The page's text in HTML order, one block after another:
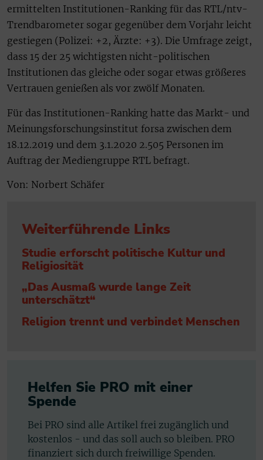
ermittelten Institutionen-Ranking für das RTL/ntv-
Trendbarometer sogar gegenüber dem Vorjahr leicht
gestiegen (Polizei: +2, Ärzte: +3). Die Umfrage zeigt,
dass 15 der 25 wichtigsten nicht-politischen
Institutionen das gleiche oder sogar etwas größeres
Vertrauen genießen als vor zwölf Monaten.
Für das Institutionen-Ranking hatte das Markt- und
Meinungsforschungsinstitut forsa zwischen dem
18.12.2019 und dem 3.1.2020 2.505 Personen im
Auftrag der Mediengruppe RTL befragt.
Von: Norbert Schäfer
Weiterführende Links
Studie erforscht politische Kultur und
Religiosität
„Das Ausmaß wurde lange Zeit
unterschätzt“
Religion trennt und verbindet Menschen
Helfen Sie PRO mit einer
Spende
Bei PRO sind alle Artikel frei zugänglich und
kostenlos - und das soll auch so bleiben. PRO
finanziert sich durch freiwillige Spenden.